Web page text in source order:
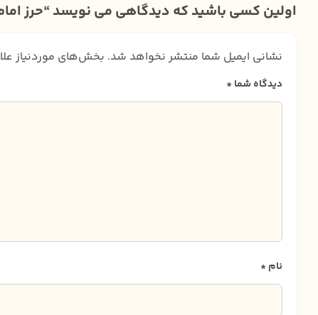
اولین کسی باشید که دیدگاهی می نویسد “حرز
نشانی ایمیل شما منتشر نخواهد شد. بخش‌های موردنیاز
دیدگاه شما*
نام*